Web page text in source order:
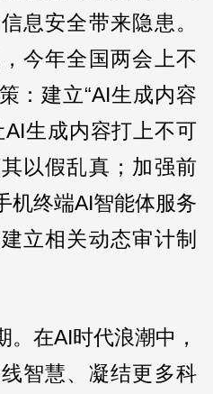
息安全带来隐患。
今年全国两会上不
：建立“AI生成内容
生成内容打上不可
以假乱真；加强前
机终端AI智能体服务
立相关动态审计制
在AI时代浪潮中，
智慧、凝结更多科